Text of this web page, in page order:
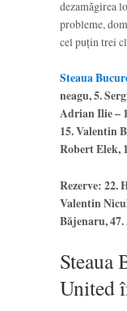
dezamăgirea
probleme,
cel puțin trei
Steaua
neagu, 5.
Adrian Ilie –
15. Valentin
Robert Elek,
Rezerve: 22.
Valentin
Băjenaru,
Steaua
United